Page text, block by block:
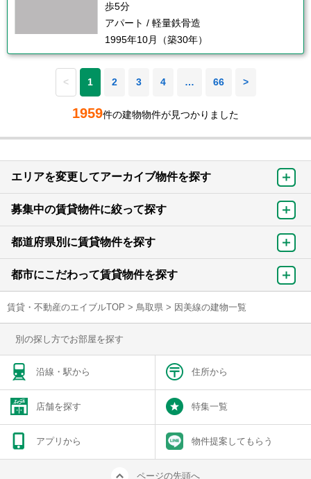
歩5分
アパート / 軽量鉄骨造
1995年10月（築30年）
< 1 2 3 4 … 66 >
1959件の建物物件が見つかりました
エリアを変更してアーカイブ物件を探す
募集中の賃貸物件に絞って探す
都道府県別に賃貸物件を探す
都市にこだわって賃貸物件を探す
賃貸・不動産のエイブルTOP > 鳥取県 > 因美線の建物一覧
別の探し方でお部屋を探す
沿線・駅から 住所から
店舗を探す 特集一覧
アプリから 物件提案してもらう
ページの先頭へ